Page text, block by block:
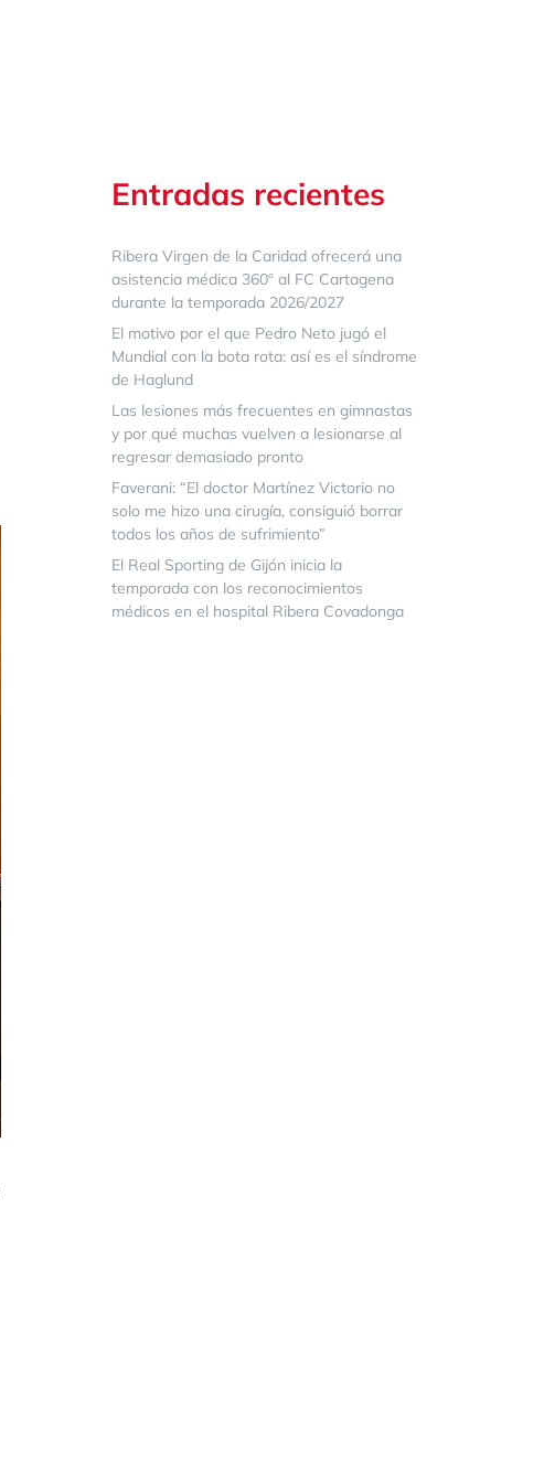
Entradas recientes
Ribera Virgen de la Caridad ofrecerá una
asistencia médica 360º al FC Cartagena
durante la temporada 2026/2027
El motivo por el que Pedro Neto jugó el
Mundial con la bota rota: así es el síndrome
de Haglund
Las lesiones más frecuentes en gimnastas
y por qué muchas vuelven a lesionarse al
regresar demasiado pronto
Faverani: “El doctor Martínez Victorio no
solo me hizo una cirugía, consiguió borrar
todos los años de sufrimiento”
El Real Sporting de Gijón inicia la
temporada con los reconocimientos
médicos en el hospital Ribera Covadonga